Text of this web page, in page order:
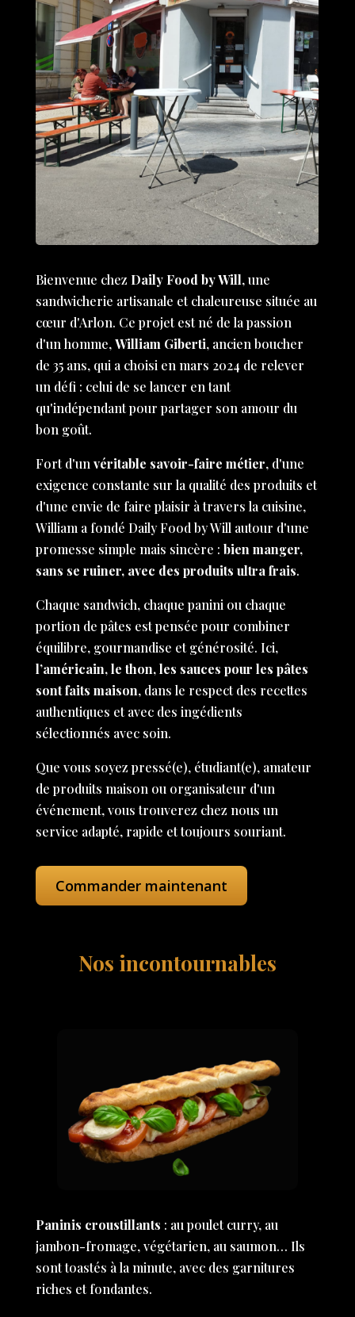
Bienvenue chez Daily Food by Will, une
sandwicherie artisanale et chaleureuse située au
cœur d'Arlon. Ce projet est né de la passion
d'un homme,William Giberti, ancien boucher
de 35 ans, qui a choisi en mars 2024 de relever
un défi : celui de se lancer en tant
qu'indépendant pour partager son amour du
bon goût.
Fort d'unvéritable savoir-faire métier, d'une
exigence constante sur la qualité des produits et
d'une envie de faire plaisir à travers la cuisine,
William a fondé Daily Food by Will autour d'une
promesse simple mais sincère : bien manger,
sans se ruiner, avec des produits ultra frais.
Chaque sandwich, chaque panini ou chaque
portion de pâtes est pensée pour combiner
équilibre, gourmandise et générosité. Ici,
l’américain, le thon, les sauces pour les pâtes
sont faits maison, dans le respect des recettes
authentiques et avec des ingédients
sélectionnés avec soin.
Que vous soyez pressé(e), étudiant(e), amateur
de produits maison ou organisateur d'un
événement, vous trouverez chez nous un
service adapté, rapide et toujours souriant.
Commander maintenant
Nos incontournables
Paninis croustillants : au poulet curry, au
jambon-fromage, végétarien, au saumon… Ils
sont toastés à la minute, avec des garnitures
riches et fondantes.